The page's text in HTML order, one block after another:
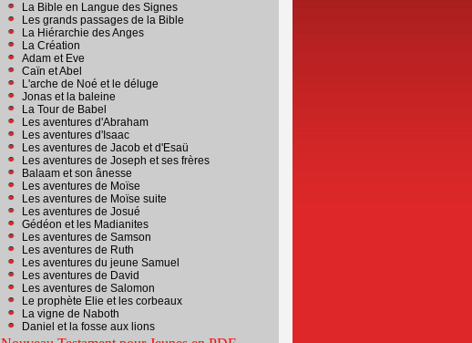
La Bible en Langue des Signes
Les grands passages de la Bible
La Hiérarchie des Anges
La Création
Adam et Eve
Caïn et Abel
L'arche de Noé et le déluge
Jonas et la baleine
La Tour de Babel
Les aventures d'Abraham
Les aventures d'Isaac
Les aventures de Jacob et d'Esaü
Les aventures de Joseph et ses frères
Balaam et son ânesse
Les aventures de Moïse
Les aventures de Moïse suite
Les aventures de Josué
Gédéon et les Madianites
Les aventures de Samson
Les aventures de Ruth
Les aventures du jeune Samuel
Les aventures de David
Les aventures de Salomon
Le prophète Elie et les corbeaux
La vigne de Naboth
Daniel et la fosse aux lions